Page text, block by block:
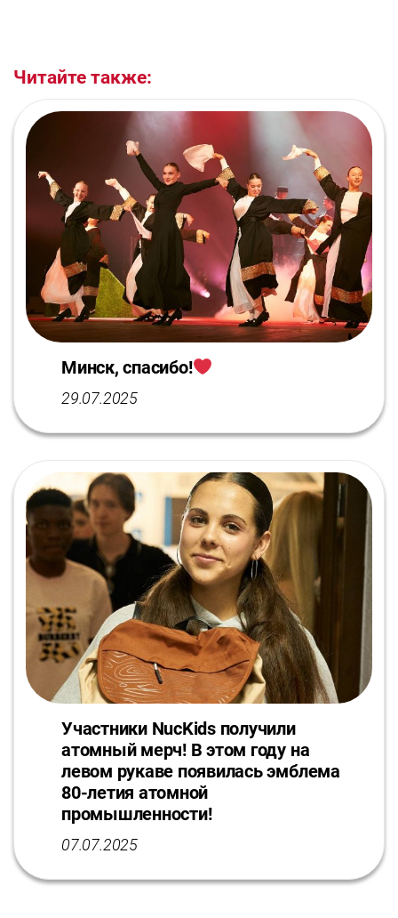
Читайте также:
Минск, спасибо!
29.07.2025
Участники NucKids получили
атомный мерч! В этом году на
левом рукаве появилась эмблема
80-летия атомной
промышленности!
07.07.2025